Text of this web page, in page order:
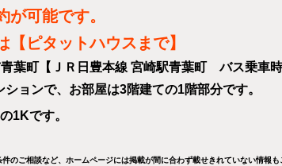
可能です。
ピタットハウスまで】
葉町【ＪＲ日豊本線 宮崎駅青葉町 バス乗車
ョンで、お部屋は3階建ての1階部分です。
1Kです。
のご相談など、ホームページには掲載が間に合わず載せきれていない情報も